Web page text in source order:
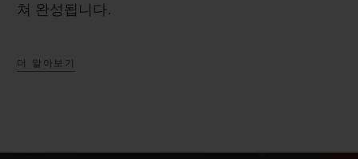
쳐 완성됩니다.
더 알아보기